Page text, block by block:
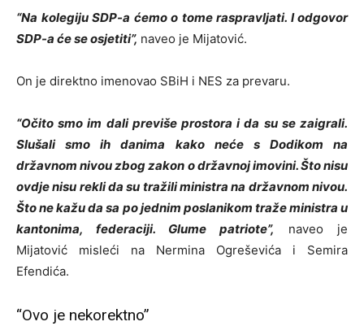
“Na kolegiju SDP-a ćemo o tome raspravljati. I odgovor
SDP-a će se osjetiti”, naveo je Mijatović.
On je direktno imenovao SBiH i NES za prevaru.
“Očito smo im dali previše prostora i da su se zaigrali.
Slušali smo ih danima kako neće s Dodikom na
državnom nivou zbog zakon o državnoj imovini. Što nisu
ovdje nisu rekli da su tražili ministra na državnom nivou.
Što ne kažu da sa po jednim poslanikom traže ministra u
kantonima, federaciji. Glume patriote”,
naveo je
Mijatović misleći na Nermina Ogreševića i Semira
Efendića.
“Ovo je nekorektno”